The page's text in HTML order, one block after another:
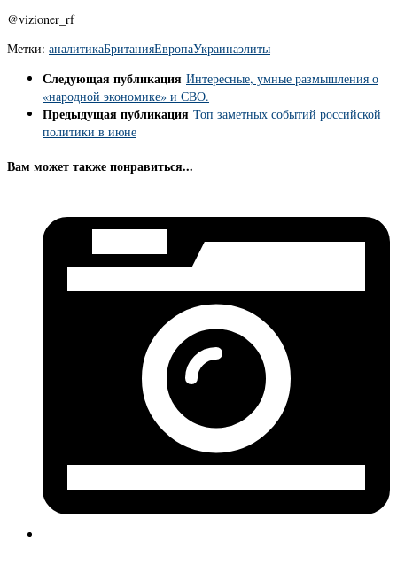
@vizioner_rf
Метки: аналитикаБританияЕвропаУкраинаэлиты
Следующая публикация Интересные, умные размышления о
«народной экономике» и СВО.
Предыдущая публикация Топ заметных событий российской
политики в июне
Вам может также понравиться...